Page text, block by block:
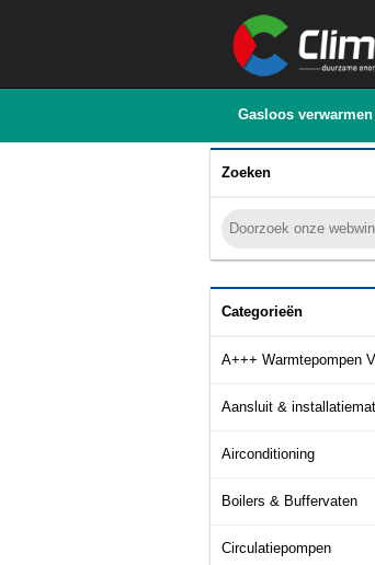
Gasloos verwarmen
Zoeken
Categorieën
A+++ Warmtepompen
Aansluit &
Airconditioning
Boilers & Buffervaten
Circulatiepompen